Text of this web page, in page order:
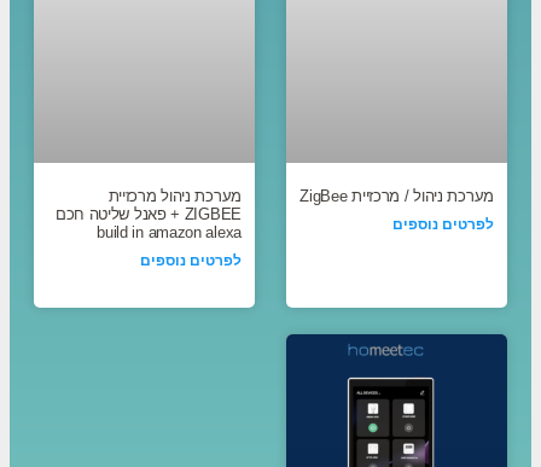
מערכת ניהול / מרכזיית ZigBee
לפרטים נוספים
מערכת ניהול מרכזיית
ZIGBEE + פאנל שליטה חכם
build in amazon alexa
לפרטים נוספים